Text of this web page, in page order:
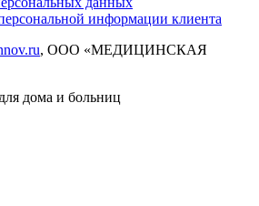
информации клиента
, ООО «МЕДИЦИНСКАЯ
дома и больниц